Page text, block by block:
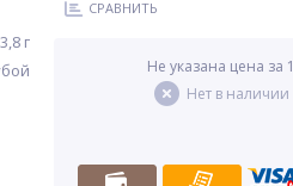
3,8 г
СРАВНИТЬ
Не указана цена за 1
Нет в наличии